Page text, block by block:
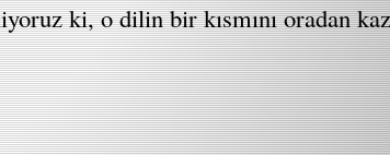
ki, o dilin bir kısmını oradan